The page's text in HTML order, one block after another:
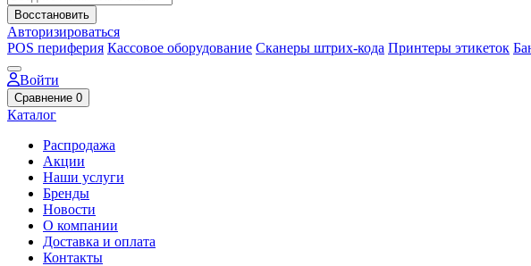
Восстановить
Авторизироваться
POS периферия Кассовое оборудование Сканеры штрих-кода Принтеры этикеток
Войти
Сравнение 0
Каталог
Распродажа
Акции
Наши услуги
Бренды
Новости
О компании
Доставка и оплата
Контакты